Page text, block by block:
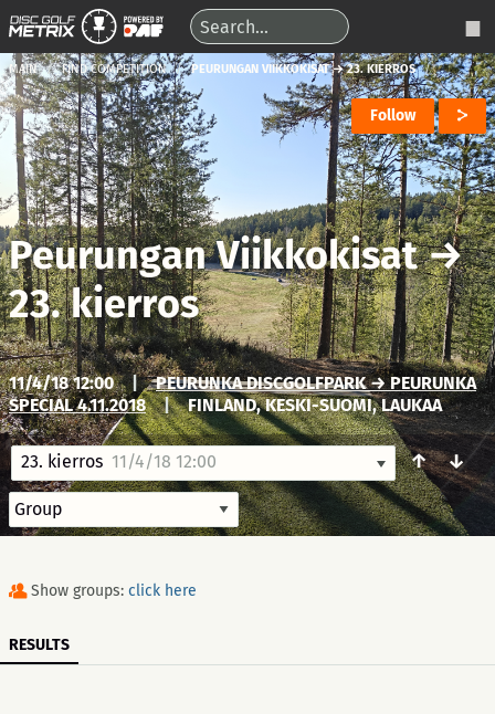
MAIN FIND COMPETITION PEURUNGAN VIIKKOKISAT → 23. KIERROS
Follow
Peurungan Viikkokisat→
23. kierros
11/4/18 12:00 |
PEURUNKA DISCGOLFPARK → PEURUNKA
SPECIAL 4.11.2018
| FINLAND, KESKI-SUOMI, LAUKAA
23. kierros 11/4/18 12:00 ↑ ↓
Show groups: click here
RESULTS